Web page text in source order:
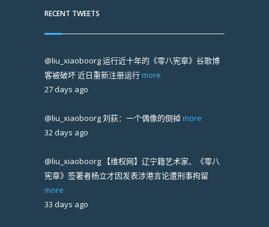
RECENT TWEETS
@liu_xiaoboorg运行近十年的《零八宪章》谷歌博
客被破坏 近日重新注册运行 more
27 days ago
@liu_xiaoboorg刘荻：一个偶像的倒掉 more
32 days ago
@liu_xiaoboorg 【维权网】辽宁籍艺术家、《零八
宪章》签署者杨立才因发表涉港言论遭刑事拘留
more
33 days ago